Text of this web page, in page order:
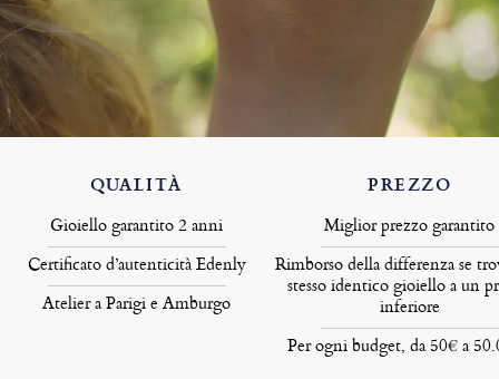
QUALITÀ
Gioiello garantito 2 anni
Certificato d’autenticità Edenly
Atelier a Parigi e Amburgo
PREZZO
Miglior prezzo garantito
Rimborso della differenza se
stesso identico gioiello a un
inferiore
Per ogni budget, da 50€ a